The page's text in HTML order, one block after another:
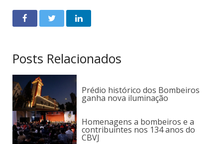
Posts Relacionados
Prédio histórico dos Bombeiros
ganha nova iluminação
Homenagens a bombeiros e a
contribuintes nos 134 anos do
CBVJ